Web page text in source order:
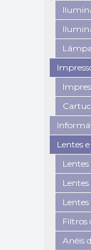
Lentes
Filtros
Anéis